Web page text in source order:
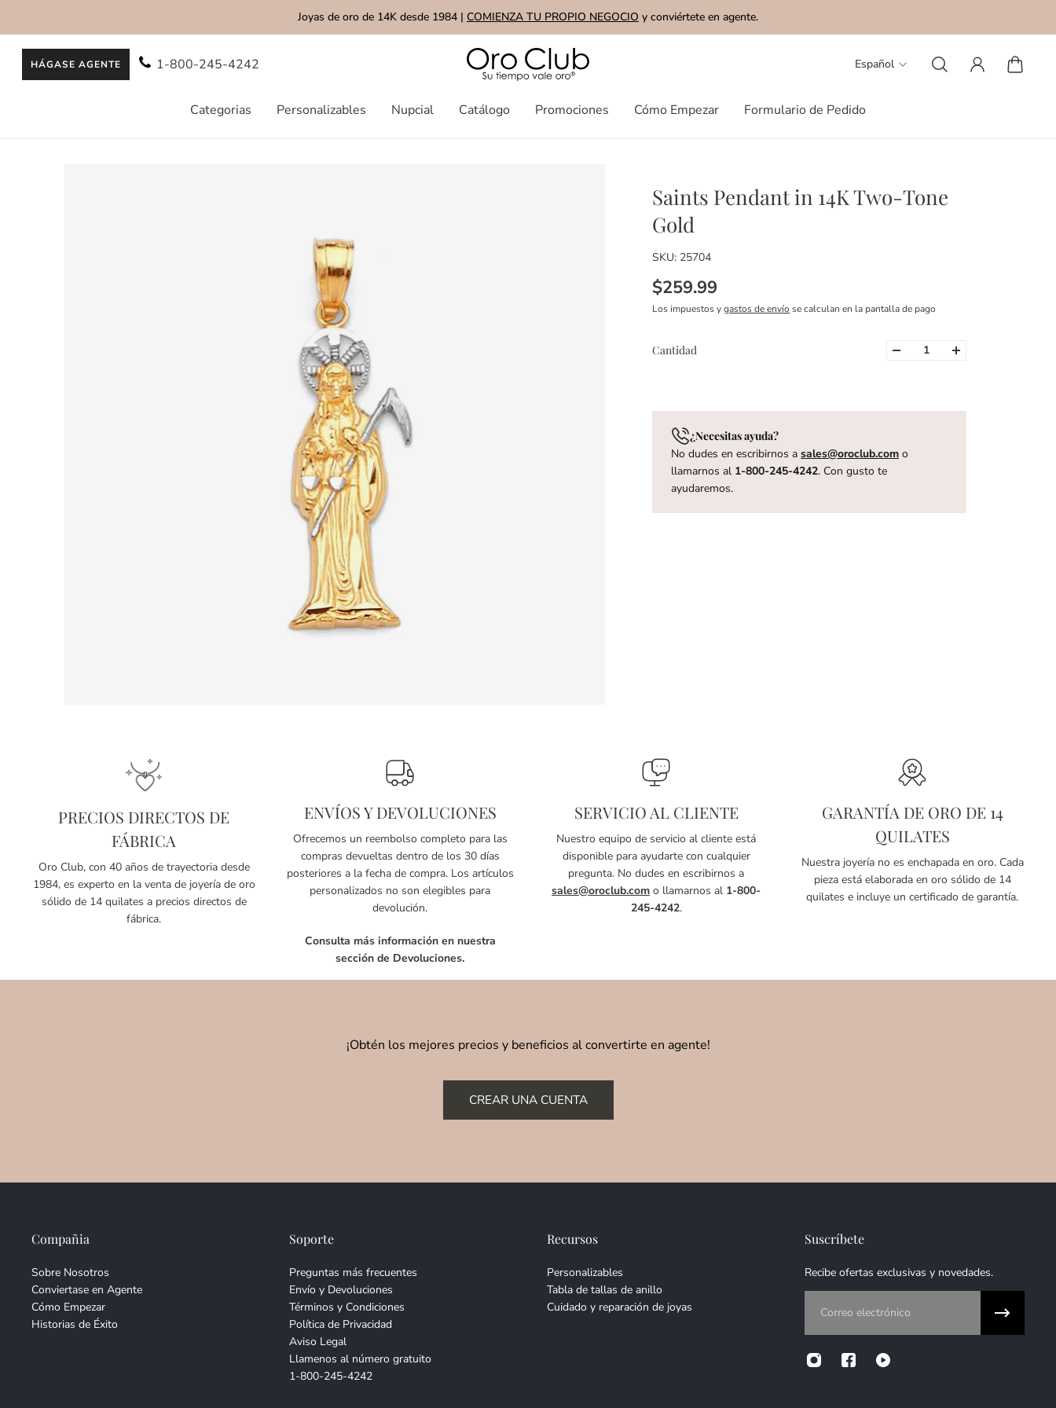
Joyas de oro de 14K desde 1984 | COMIENZA TU PROPIO NEGOCIO y conviértete en agente.
Categorias Personalizables Nupcial Catálogo Promociones Cómo Empezar Formulario de Pedido
Español
HÁGASE AGENTE 1-800-245-4242
Saints Pendant in 14K Two-Tone
Gold
SKU: 25704
$259.99
Los impuestos ygastos de envío se calculan en la pantalla de pago
Cantidad
¿Necesitas ayuda?
No dudes en escribirnos asales@oroclub.com o
llamarnos al 1-800-245-4242. Con gusto te
ayudaremos.
PRECIOS DIRECTOS DE
FÁBRICA
Oro Club, con 40 años de trayectoria desde
1984, es experto en la venta de joyería de oro
sólido de 14 quilates a precios directos de
fábrica.
ENVÍOS Y DEVOLUCIONES
Ofrecemos un reembolso completo para las
compras devueltas dentro de los 30 días
posteriores a la fecha de compra. Los artículos
personalizados no son elegibles para
devolución.
Consulta más información en nuestra
sección de Devoluciones.
SERVICIO AL CLIENTE
Nuestro equipo de servicio al cliente está
disponible para ayudarte con cualquier
pregunta. No dudes en escribirnos a
sales@oroclub.com o llamarnos al 1-800-
245-4242.
GARANTÍA DE ORO DE 14
QUILATES
Nuestra joyería no es enchapada en oro. Cada
pieza está elaborada en oro sólido de 14
quilates e incluye un certificado de garantía.
¡Obtén los mejores precios y beneficios al convertirte en agente!
CREAR UNA CUENTA
Compañia
Sobre Nosotros
Conviertase en Agente
Cómo Empezar
Historias de Éxito
Soporte
Preguntas más frecuentes
Envío y Devoluciones
Términos y Condiciones
Política de Privacidad
Aviso Legal
Llamenos al número gratuito
1-800-245-4242
Recursos
Personalizables
Tabla de tallas de anillo
Cuidado y reparación de joyas
Suscríbete
Recibe ofertas exclusivas y novedades.